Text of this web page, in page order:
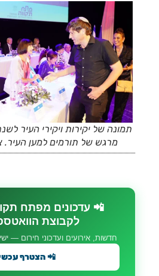
מרגש של תורמים למען העיר.
📲 עדכונים מפתח
לקבוצת
חדשות, אירועים ועדכוני חירום —
📲 הצטרף